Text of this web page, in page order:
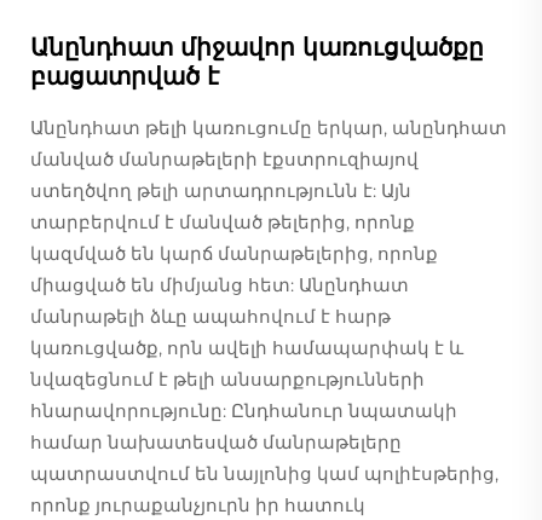
Անընդհատ միջավոր կառուցվածքը
բացատրված է
Անընդհատ թելի կառուցումը երկար, անընդհատ
մանված մանրաթելերի էքստրուզիայով
ստեղծվող թելի արտադրությունն է: Այն
տարբերվում է մանված թելերից, որոնք
կազմված են կարճ մանրաթելերից, որոնք
միացված են միմյանց հետ: Անընդհատ
մանրաթելի ձևը ապահովում է հարթ
կառուցվածք, որն ավելի համապարփակ է և
նվազեցնում է թելի անսարքությունների
հնարավորությունը: Ընդհանուր նպատակի
համար նախատեսված մանրաթելերը
պատրաստվում են նայլոնից կամ պոլիէսթերից,
որոնք յուրաքանչյուրն իր հատուկ